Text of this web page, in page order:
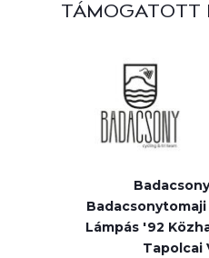
TÁMOGATOTT
Lámpás '92
Tapolcai